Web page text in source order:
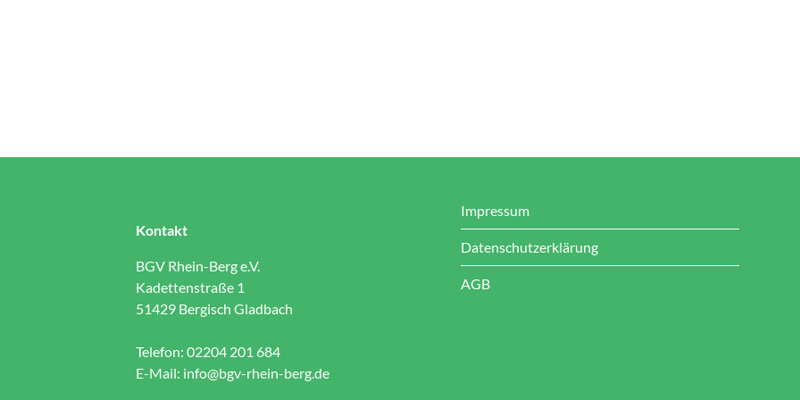
Kontakt
BGV Rhein-Berg e.V.
Kadettenstraße 1
51429 Bergisch Gladbach
Telefon: 02204 201 684
E-Mail: info@bgv-rhein-berg.de
Impressum
Datenschutzerklärung
AGB